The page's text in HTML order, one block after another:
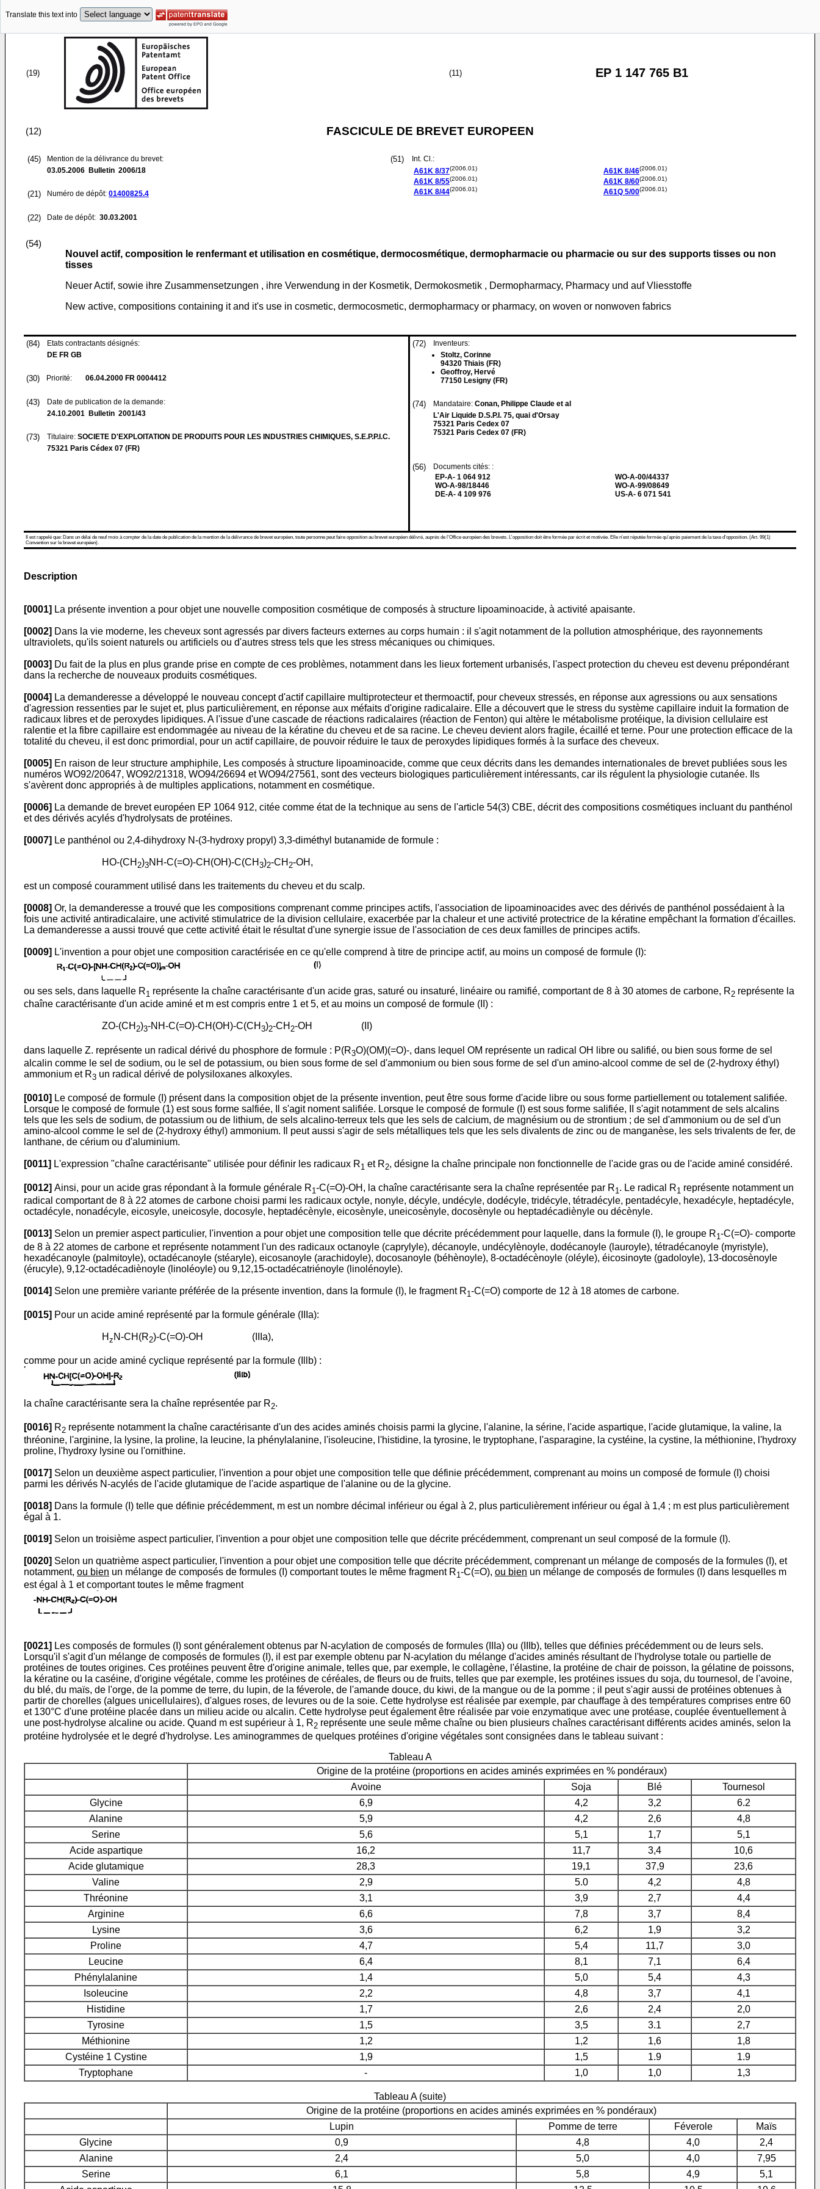
Translate this text into
(19) (11) EP 1 147 765 B1
(12) FASCICULE DE BREVET EUROPEEN
(45)
Mention de la délivrance du brevet:
03.05.2006 Bulletin 2006/18
(21) Numéro de dépôt: 01400825.4
(22) Date de dépôt: 30.03.2001
(51)
Int. Cl.:
A61K 8/37(2006.01)
A61K 8/55(2006.01)
A61K 8/44(2006.01)
A61K 8/46(2006.01)
A61K 8/60(2006.01)
A61Q 5/00(2006.01)
(54)
Nouvel actif, composition le renfermant et utilisation en cosmétique, dermocosmétique, dermopharmacie ou pharmacie ou sur des supports tisses ou non
tisses
Neuer Actif, sowie ihre Zusammensetzungen , ihre Verwendung in der Kosmetik, Dermokosmetik , Dermopharmacy, Pharmacy und auf Vliesstoffe
New active, compositions containing it and it's use in cosmetic, dermocosmetic, dermopharmacy or pharmacy, on woven or nonwoven fabrics
(84)
Etats contractants désignés:
DE FR GB
(30) Priorité: 06.04.2000 FR 0004412
(43)
Date de publication de la demande:
24.10.2001 Bulletin 2001/43
(73) Titulaire: SOCIETE D'EXPLOITATION DE PRODUITS POUR LES INDUSTRIES CHIMIQUES, S.E.P.P.I.C.
75321 Paris Cédex 07 (FR)
(72)
Inventeurs:
Stoltz, Corinne
94320 Thiais (FR)
Geoffroy, Hervé
77150 Lesigny (FR)
(74) Mandataire: Conan, Philippe Claude et al
L'Air Liquide D.S.P.I. 75, quai d'Orsay
75321 Paris Cedex 07
75321 Paris Cedex 07 (FR)
(56)
Documents cités: :
EP-A- 1 064 912
WO-A-98/18446
DE-A- 4 109 976
WO-A-00/44337
WO-A-99/08649
US-A- 6 071 541
Il est rappelé que: Dans un délai de neuf mois à compter de la date de publication de la mention de la délivrance de brevet européen, toute personne peut faire opposition au brevet européen délivré, auprès de l'Office européen des brevets. L'opposition doit être formée par écrit et motivée. Elle n'est réputée formée qu'après paiement de la taxe d'opposition. (Art. 99(1)
Convention sur le brevet européen).
Description
[0001] La présente invention a pour objet une nouvelle composition cosmétique de composés à structure lipoaminoacide, à activité apaisante.
[0002] Dans la vie moderne, les cheveux sont agressés par divers facteurs externes au corps humain : il s'agit notamment de la pollution atmosphérique, des rayonnements
ultraviolets, qu'ils soient naturels ou artificiels ou d'autres stress tels que les stress mécaniques ou chimiques.
[0003] Du fait de la plus en plus grande prise en compte de ces problèmes, notamment dans les lieux fortement urbanisés, l'aspect protection du cheveu est devenu prépondérant
dans la recherche de nouveaux produits cosmétiques.
[0004] La demanderesse a développé le nouveau concept d'actif capillaire multiprotecteur et thermoactif, pour cheveux stressés, en réponse aux agressions ou aux sensations
d'agression ressenties par le sujet et, plus particulièrement, en réponse aux méfaits d'origine radicalaire. Elle a découvert que le stress du système capillaire induit la formation de
radicaux libres et de peroxydes lipidiques. A l'issue d'une cascade de réactions radicalaires (réaction de Fenton) qui altère le métabolisme protéique, la division cellulaire est
ralentie et la fibre capillaire est endommagée au niveau de la kératine du cheveu et de sa racine. Le cheveu devient alors fragile, écaillé et terne. Pour une protection efficace de la
totalité du cheveu, il est donc primordial, pour un actif capillaire, de pouvoir réduire le taux de peroxydes lipidiques formés à la surface des cheveux.
[0005] En raison de leur structure amphiphile, Les composés à structure lipoaminoacide, comme que ceux décrits dans les demandes internationales de brevet publiées sous les
numéros WO92/20647, WO92/21318, WO94/26694 et WO94/27561, sont des vecteurs biologiques particulièrement intéressants, car ils régulent la physiologie cutanée. Ils
s'avèrent donc appropriés à de multiples applications, notamment en cosmétique.
[0006] La demande de brevet européen EP 1064 912, citée comme état de la technique au sens de l'article 54(3) CBE, décrit des compositions cosmétiques incluant du panthénol
et des dérivés acylés d'hydrolysats de protéines.
[0007] Le panthénol ou 2,4-dihydroxy N-(3-hydroxy propyl) 3,3-diméthyl butanamide de formule :
HO-(CH 2)3NH-C(=O)-CH(OH)-C(CH 3)2-CH 2-OH,
est un composé couramment utilisé dans les traitements du cheveu et du scalp.
[0008] Or, la demanderesse a trouvé que les compositions comprenant comme principes actifs, l'association de lipoaminoacides avec des dérivés de panthénol possédaient à la
fois une activité antiradicalaire, une activité stimulatrice de la division cellulaire, exacerbée par la chaleur et une activité protectrice de la kératine empêchant la formation d'écailles.
La demanderesse a aussi trouvé que cette activité était le résultat d'une synergie issue de l'association de ces deux familles de principes actifs.
[0009] L'invention a pour objet une composition caractérisée en ce qu'elle comprend à titre de principe actif, au moins un composé de formule (I):
ou ses sels, dans laquelle R1 représente la chaîne caractérisante d'un acide gras, saturé ou insaturé, linéaire ou ramifié, comportant de 8 à 30 atomes de carbone, R2 représente la
chaîne caractérisante d'un acide aminé et m est compris entre 1 et 5, et au moins un composé de formule (II) :
ZO-(CH 2)3-NH-C(=O)-CH(OH)-C(CH 3)2-CH 2-OH (II)
dans laquelle Z. représente un radical dérivé du phosphore de formule : P(R3O)(OM)(=O)-, dans lequel OM représente un radical OH libre ou salifié, ou bien sous forme de sel
alcalin comme le sel de sodium, ou le sel de potassium, ou bien sous forme de sel d'ammonium ou bien sous forme de sel d'un amino-alcool comme de sel de (2-hydroxy éthyl)
ammonium et R3 un radical dérivé de polysiloxanes alkoxyles.
[0010] Le composé de formule (I) présent dans la composition objet de la présente invention, peut être sous forme d'acide libre ou sous forme partiellement ou totalement salifiée.
Lorsque le composé de formule (1) est sous forme salfiée, Il s'agit noment salifiée. Lorsque le composé de formule (I) est sous forme salifiée, II s'agit notamment de sels alcalins
tels que les sels de sodium, de potassium ou de lithium, de sels alcalino-terreux tels que les sels de calcium, de magnésium ou de strontium ; de sel d'ammonium ou de sel d'un
amino-alcool comme le sel de (2-hydroxy éthyl) ammonium. Il peut aussi s'agir de sels métalliques tels que les sels divalents de zinc ou de manganèse, les sels trivalents de fer, de
lanthane, de cérium ou d'aluminium.
[0011] L'expression "chaîne caractérisante" utilisée pour définir les radicaux R1 et R2, désigne la chaîne principale non fonctionnelle de l'acide gras ou de l'acide aminé considéré.
[0012] Ainsi, pour un acide gras répondant à la formule générale R1-C(=O)-OH, la chaîne caractérisante sera la chaîne représentée par R1. Le radical R1 représente notamment un
radical comportant de 8 à 22 atomes de carbone choisi parmi les radicaux octyle, nonyle, décyle, undécyle, dodécyle, tridécyle, tétradécyle, pentadécyle, hexadécyle, heptadécyle,
octadécyle, nonadécyle, eicosyle, uneicosyle, docosyle, heptadécènyle, eicosènyle, uneicosènyle, docosènyle ou heptadécadiènyle ou décènyle.
[0013] Selon un premier aspect particulier, l'invention a pour objet une composition telle que décrite précédemment pour laquelle, dans la formule (I), le groupe R1-C(=O)- comporte
de 8 à 22 atomes de carbone et représente notamment l'un des radicaux octanoyle (caprylyle), décanoyle, undécylènoyle, dodécanoyle (lauroyle), tétradécanoyle (myristyle),
hexadécanoyle (palmitoyle), octadécanoyle (stéaryle), eicosanoyle (arachidoyle), docosanoyle (béhènoyle), 8-octadécènoyle (oléyle), éicosinoyte (gadoloyle), 13-docosènoyle
(érucyle), 9,12-octadécadiènoyle (linoléoyle) ou 9,12,15-octadécatriénoyle (linolénoyle).
[0014] Selon une première variante préférée de la présente invention, dans la formule (I), le fragment R1-C(=O) comporte de 12 à 18 atomes de carbone.
[0015] Pour un acide aminé représenté par la formule générale (IIIa):
H z N-CH(R2)-C(=O)-OH (IIIa),
comme pour un acide aminé cyclique représenté par la formule (Illb) :
la chaîne caractérisante sera la chaîne représentée par R2.
[0016] R2 représente notamment la chaîne caractérisante d'un des acides aminés choisis parmi la glycine, l'alanine, la sérine, l'acide aspartique, l'acide glutamique, la valine, la
thréonine, l'arginine, la lysine, la proline, la leucine, la phénylalanine, l'isoleucine, l'histidine, la tyrosine, le tryptophane, l'asparagine, la cystéine, la cystine, la méthionine, l'hydroxy
proline, l'hydroxy lysine ou l'ornithine.
[0017] Selon un deuxième aspect particulier, l'invention a pour objet une composition telle que définie précédemment, comprenant au moins un composé de formule (I) choisi
parmi les dérivés N-acylés de l'acide glutamique de l'acide aspartique de l'alanine ou de la glycine.
[0018] Dans la formule (I) telle que définie précédemment, m est un nombre décimal inférieur ou égal à 2, plus particulièrement inférieur ou égal à 1,4 ; m est plus particulièrement
égal à 1.
[0019] Selon un troisième aspect particulier, l'invention a pour objet une composition telle que décrite précédemment, comprenant un seul composé de la formule (I).
[0020] Selon un quatrième aspect particulier, l'invention a pour objet une composition telle que décrite précédemment, comprenant un mélange de composés de la formules (I), et
notamment, ou bien un mélange de composés de formules (I) comportant toutes le même fragment R1-C(=O), ou bien un mélange de composés de formules (I) dans lesquelles m
est égal à 1 et comportant toutes le même fragment
[0021] Les composés de formules (I) sont généralement obtenus par N-acylation de composés de formules (IIIa) ou (IIIb), telles que définies précédemment ou de leurs sels.
Lorsqu'il s'agit d'un mélange de composés de formules (I), il est par exemple obtenu par N-acylation du mélange d'acides aminés résultant de l'hydrolyse totale ou partielle de
protéines de toutes origines. Ces protéines peuvent être d'origine animale, telles que, par exemple, le collagène, l'élastine, la protéine de chair de poisson, la gélatine de poissons,
la kératine ou la caséine, d'origine végétale, comme les protéines de céréales, de fleurs ou de fruits, telles que par exemple, les protéines issues du soja, du tournesol, de l'avoine,
du blé, du maïs, de l'orge, de la pomme de terre, du lupin, de la féverole, de l'amande douce, du kiwi, de la mangue ou de la pomme ; il peut s'agir aussi de protéines obtenues à
partir de chorelles (algues unicellulaires), d'algues roses, de levures ou de la soie. Cette hydrolyse est réalisée par exemple, par chauffage à des températures comprises entre 60
et 130°C d'une protéine placée dans un milieu acide ou alcalin. Cette hydrolyse peut également être réalisée par voie enzymatique avec une protéase, couplée éventuellement à
une post-hydrolyse alcaline ou acide. Quand m est supérieur à 1, R2 représente une seule même chaîne ou bien plusieurs chaînes caractérisant différents acides aminés, selon la
protéine hydrolysée et le degré d'hydrolyse. Les aminogrammes de quelques protéines d'origine végétales sont consignées dans le tableau suivant :
Tableau A
Origine de la protéine (proportions en acides aminés exprimées en % pondéraux)
Avoine
Soja Blé
Tournesol
Glycine
6,9 4,2 3,2
6.2
Alanine
5,9 4,2 2,6
4,8
Serine
5,6 5,1 1,7
5,1
Acide aspartique
16,2 11,7 3,4
10,6
Acide glutamique
28,3 19,1 37,9
23,6
Valine
2,9 5.0 4,2
4,8
Thréonine
3,1 3,9 2,7
4,4
Arginine
6,6 7,8 3,7
8,4
Lysine
3,6 6,2 1,9
3,2
Proline
4,7 5,4 11,7
3,0
Leucine
6,4 8,1 7,1
6,4
Phénylalanine
1,4 5,0 5,4
4,3
Isoleucine
2,2 4,8 3,7
4,1
Histidine
1,7 2,6 2,4
2,0
Tyrosine
1,5 3,5 3.1
2,7
Méthionine
1,2 1,2 1,6
1,8
Cystéine 1 Cystine
1,9 1,5 1.9
1.9
Tryptophane
- 1,0 1,0 1,3
Tableau A (suite)
Origine de la protéine (proportions en acides aminés exprimées en % pondéraux)
Lupin
Pomme de terre Féverole
Maïs
Glycine
0,9 4,8 4,0
2,4
Alanine
2,4 5,0 4,0
7,95
Serine
6,1 5,8 4,9
5,1